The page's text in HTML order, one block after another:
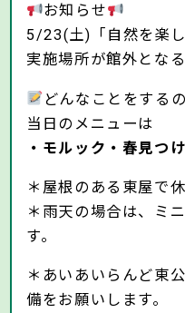
お知らせ
5/23(土)「自然を楽し
実施場所が館外とな
どんなことをする
当日のメニューは
・モルック・春見つ
＊屋根のある東屋で
＊雨天の場合は、ミ
す。
＊あいあいらんど東
備をお願いします。